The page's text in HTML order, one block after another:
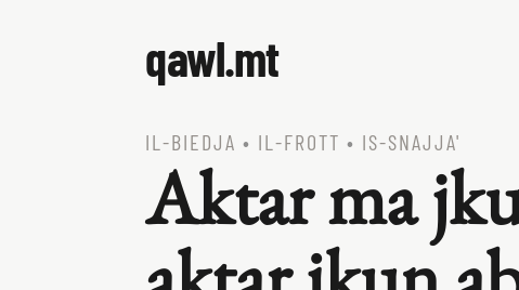
qawl.mt
IL‑BIEDJA • IL‑FROTT • IS‑SNAJJA'
Aktar ma